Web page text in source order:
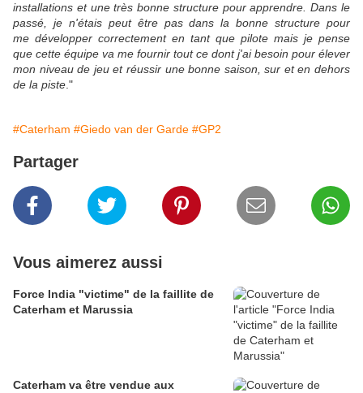
installations et une très bonne structure pour apprendre. Dans le
passé, je n'étais peut être pas dans la bonne structure pour
me développer correctement en tant que pilote mais je pense
que cette équipe va me fournir tout ce dont j'ai besoin pour élever
mon niveau de jeu et réussir une bonne saison, sur et en dehors
de la piste ."
#Caterham #Giedo van der Garde #GP2
Partager
Vous aimerez aussi
Force India "victime" de la faillite de
Caterham et Marussia
Caterham va être vendue aux